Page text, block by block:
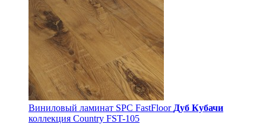
Виниловый ламинат SPC FastFloor Дуб Кубачи
коллекция Country FST-105